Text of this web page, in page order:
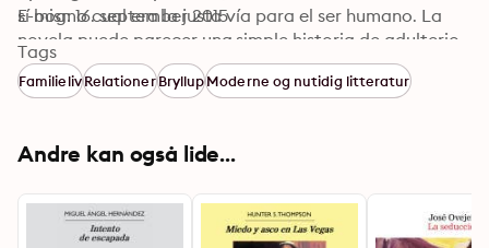
sí mismo cual era la justa vía para el ser humano. La
novela puede parecer una simple historia de adulterio
hasta puede parecer de lo más obvio: el jefe con su
secretaria, pero la reflexión de Anderson despojada de
cuáles fuerzas interiores, a veces inevitables, lo
E-bog: 16. september 2015
Tags
FamilielivRelationerBryllupModerne og nutidig litteratur
Andre kan også lide...